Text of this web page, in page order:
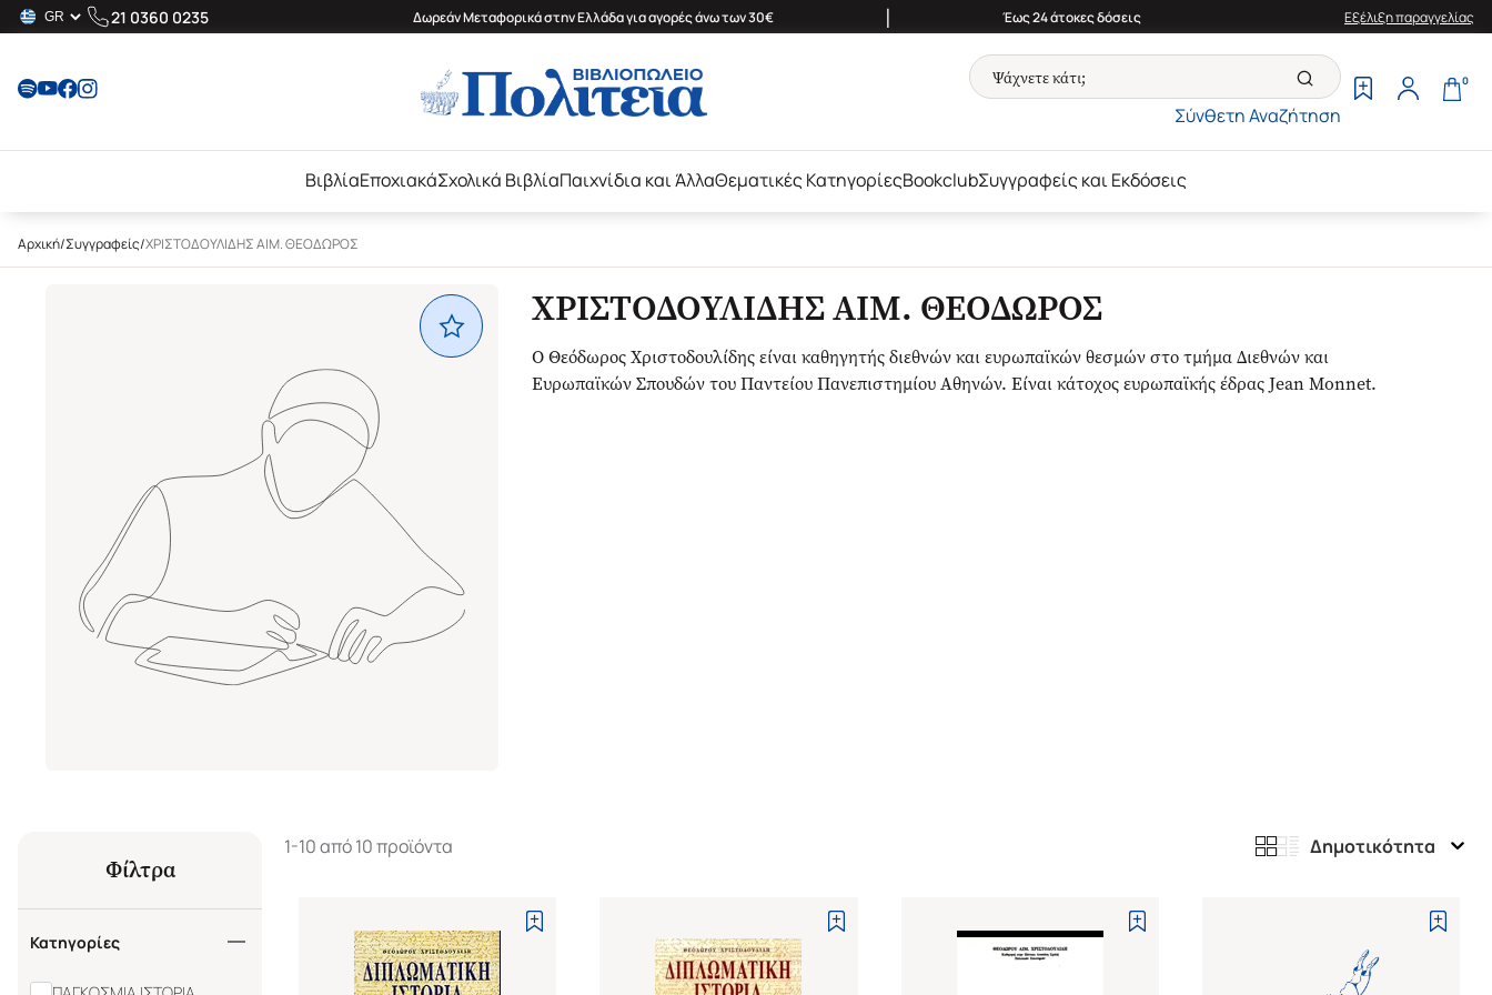
21 0360 0235 Δωρεάν Μεταφορικά στην Ελλάδα για αγορές άνω των 30€ | Έως 24 άτοκες δόσεις Εξέλιξη παραγγελίας
Σύνθετη Αναζήτηση
0
ΒιβλίαΕποχιακάΣχολικά ΒιβλίαΠαιχνίδια και ΆλλαΘεματικές ΚατηγορίεςBookclubΣυγγραφείς και Εκδόσεις
Αρχική/Συγγραφείς/ΧΡΙΣΤΟΔΟΥΛΙΔΗΣ ΑΙΜ. ΘΕΟΔΩΡΟΣ
ΧΡΙΣΤΟΔΟΥΛΙΔΗΣ ΑΙΜ. ΘΕΟΔΩΡΟΣ
Ο Θεόδωρος Χριστοδουλίδης είναι καθηγητής διεθνών και ευρωπαϊκών θεσμών στο τμήμα Διεθνών και
Ευρωπαϊκών Σπουδών του Παντείου Πανεπιστημίου Αθηνών. Είναι κάτοχος ευρωπαϊκής έδρας Jean Monnet.
Φίλτρα
Κατηγορίες
1-10 από 10 προϊόντα Δημοτικότητα